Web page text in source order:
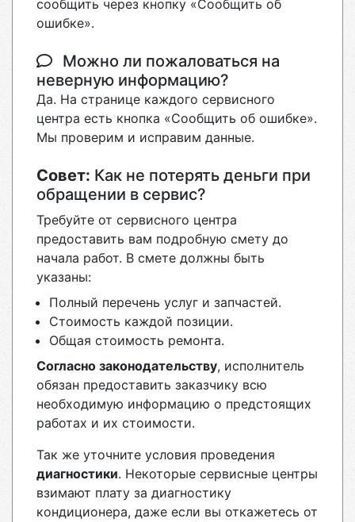
сообщить через кнопку «Сообщить об
ошибке».
Можно ли пожаловаться на
неверную информацию?
Да. На странице каждого сервисного
центра есть кнопка «Сообщить об ошибке».
Мы проверим и исправим данные.
Совет: Как не потерять деньги при
обращении в сервис?
Требуйте от сервисного центра
предоставить вам подробную смету до
начала работ. В смете должны быть
указаны:
Полный перечень услуг и запчастей.
Стоимость каждой позиции.
Общая стоимость ремонта.
Согласно законодательству, исполнитель
обязан предоставить заказчику всю
необходимую информацию о предстоящих
работах и их стоимости.
Так же уточните условия проведения
диагностики. Некоторые сервисные центры
взимают плату за диагностику
кондиционера, даже если вы откажетесь от